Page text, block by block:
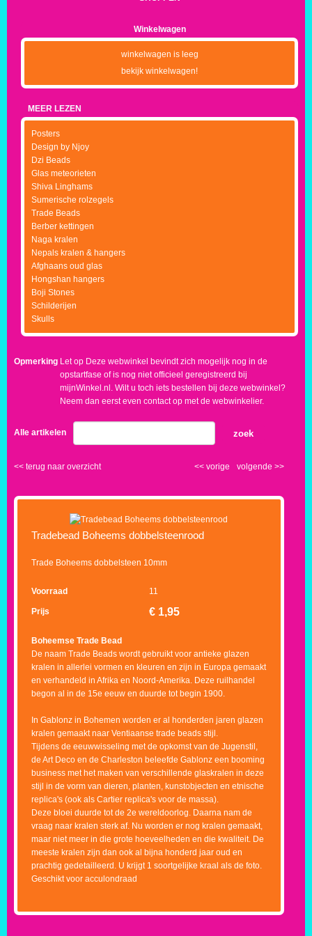
Winkelwagen
winkelwagen is leeg
bekijk winkelwagen!
MEER LEZEN
Posters
Design by Njoy
Dzi Beads
Glas meteorieten
Shiva Linghams
Sumerische rolzegels
Trade Beads
Berber kettingen
Naga kralen
Nepals kralen & hangers
Afghaans oud glas
Hongshan hangers
Boji Stones
Schilderijen
Skulls
Opmerking Let op Deze webwinkel bevindt zich mogelijk nog in de
opstartfase of is nog niet officieel geregistreerd bij
mijnWinkel.nl. Wilt u toch iets bestellen bij deze webwinkel?
Neem dan eerst even contact op met de webwinkelier.
Alle artikelen zoek
<< terug naar overzicht volgende >>
<< vorige
Tradebead Boheems dobbelsteenrood
Trade Boheems dobbelsteen 10mm
Voorraad 11
Prijs € 1,95
Boheemse Trade Bead
De naam Trade Beads wordt gebruikt voor antieke glazen
kralen in allerlei vormen en kleuren en zijn in Europa gemaakt
en verhandeld in Afrika en Noord-Amerika. Deze ruilhandel
begon al in de 15e eeuw en duurde tot begin 1900.
In Gablonz in Bohemen worden er al honderden jaren glazen
kralen gemaakt naar Ventiaanse trade beads stijl.
Tijdens de eeuwwisseling met de opkomst van de Jugenstil,
de Art Deco en de Charleston beleefde Gablonz een booming
business met het maken van verschillende glaskralen in deze
stijl in de vorm van dieren, planten, kunstobjecten en etnische
replica's (ook als Cartier replica's voor de massa).
Deze bloei duurde tot de 2e wereldoorlog. Daarna nam de
vraag naar kralen sterk af. Nu worden er nog kralen gemaakt,
maar niet meer in die grote hoeveelheden en die kwaliteit. De
meeste kralen zijn dan ook al bijna honderd jaar oud en
prachtig gedetailleerd. U krijgt 1 soortgelijke kraal als de foto.
Geschikt voor acculondraad